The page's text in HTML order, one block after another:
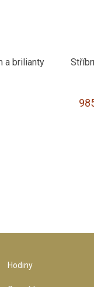
a brilianty
Hodiny